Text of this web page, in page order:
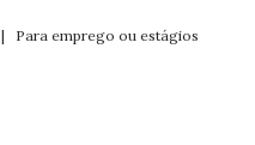
| Para emprego ou estágios